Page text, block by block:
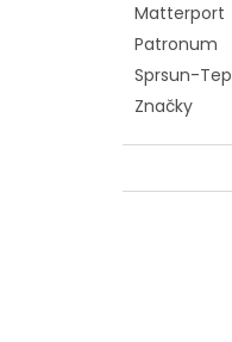
Matterport
Patronum
Sprsun-
Značky